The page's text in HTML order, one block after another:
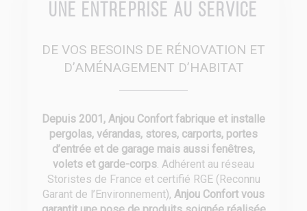
Une entreprise au service
DE VOS BESOINS DE RÉNOVATION ET
D’AMÉNAGEMENT D’HABITAT
Depuis 2001, Anjou Confort fabrique et installe
pergolas, vérandas, stores, carports, portes
d’entrée et de garage mais aussi fenêtres,
volets et garde-corps. Adhérent au réseau
Storistes de France et certifié RGE (Reconnu
Garant de l’Environnement), Anjou Confort vous